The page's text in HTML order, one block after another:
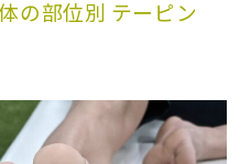
の部位別 テーピン